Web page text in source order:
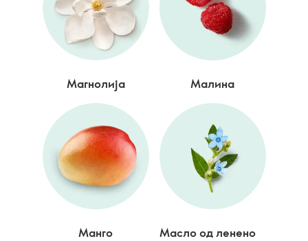
Магнолија Малина
Манго
Масло од ленено